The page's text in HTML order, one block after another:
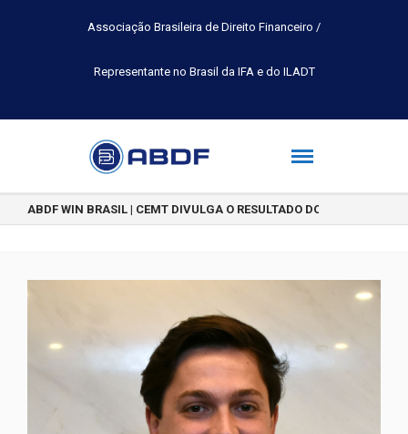
Associação Brasileira de Direito Financeiro /
Representante no Brasil da IFA e do ILADT
ABDF WIN BRASIL | CEMT DIVULGA O RESULTADO DO CONCURSO